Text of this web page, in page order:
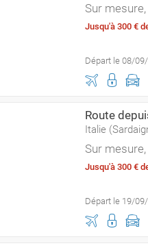
Sur
Jusqu'à 300 €
Départ le 08/
Route
Italie
Sur
Jusqu'à 300 €
Départ le 19/